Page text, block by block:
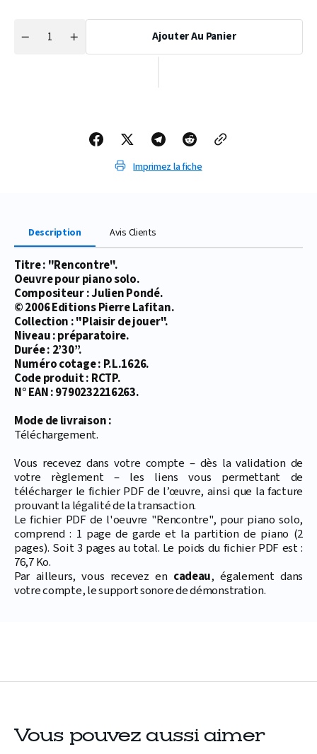
Réduire
Quantité
Augmenter
Ajouter Au Panier
Imprimez la fiche
Description Avis Clients
Titre : "Rencontre".
Oeuvre pour piano solo.
Compositeur : Julien Pondé.
© 2006 Editions Pierre Lafitan.
Collection : "Plaisir de jouer".
Niveau : préparatoire.
Durée : 2’30’’.
Numéro cotage : P.L.1626.
Code produit : RCTP.
N° EAN : 9790232216263.
Mode de livraison :
Téléchargement.
Vous recevez dans votre compte – dès la validation de
votre règlement – les liens vous permettant de
télécharger le fichier PDF de l’œuvre, ainsi que la facture
prouvant la légalité de la transaction.
Le fichier PDF de l'oeuvre "Rencontre", pour piano solo,
comprend : 1 page de garde et la partition de piano (2
pages). Soit 3 pages au total. Le poids du fichier PDF est :
76,7 Ko.
Par ailleurs, vous recevez en cadeau, également dans
votre compte, le support sonore de démonstration.
Vous pouvez aussi aimer